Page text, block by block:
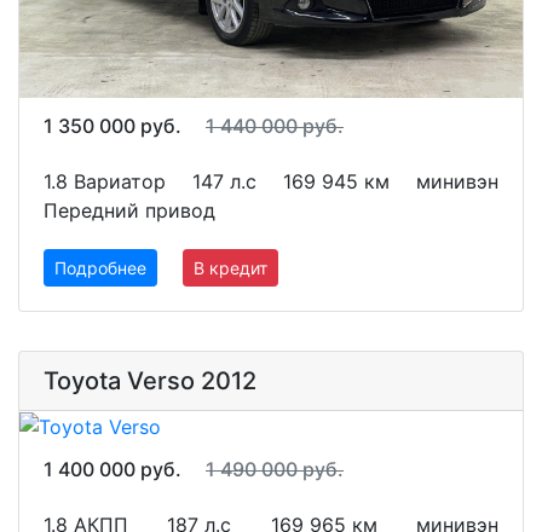
1 350 000 руб. 1 440 000 руб.
1.8 Вариатор 147 л.с 169 945 км
минивэн
Передний привод
Подробнее В кредит
Toyota Verso 2012
1 400 000 руб. 1 490 000 руб.
1.8 АКПП 187 л.с 169 965 км минивэн